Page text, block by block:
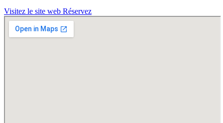
Visitez le site web Réservez